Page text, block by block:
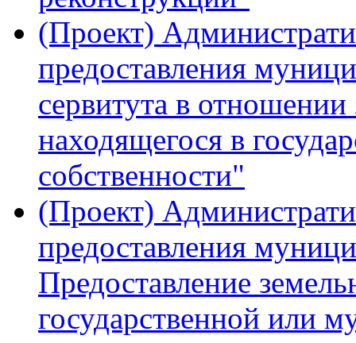
(Проект)
предоставления
сервитута в отношении
находящегося в
собственности"
(Проект)
предоставления
Предоставление
государственной или